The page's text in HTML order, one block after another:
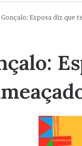
Gonçalo: Esposa diz que